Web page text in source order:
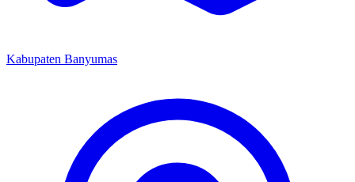
Kabupaten Banyumas